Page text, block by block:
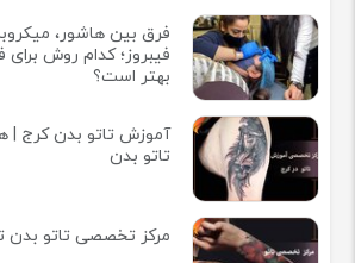
فرق بین هاشور،
فیبروز؛ کدام روش برای
بهتر است؟
آموزش تاتو بدن کرج |
تاتو بدن
مرکز تخصصی تاتو بدن